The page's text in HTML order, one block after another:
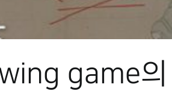
game의